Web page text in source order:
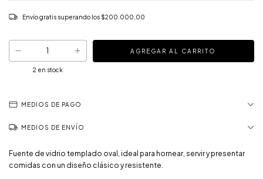
Envío gratis superando los $200.000,00
2 en stock
MEDIOS DE PAGO
MEDIOS DE ENVÍO
Fuente de vidrio templado oval, ideal para hornear, servir y presentar
comidas con un diseño clásico y resistente.